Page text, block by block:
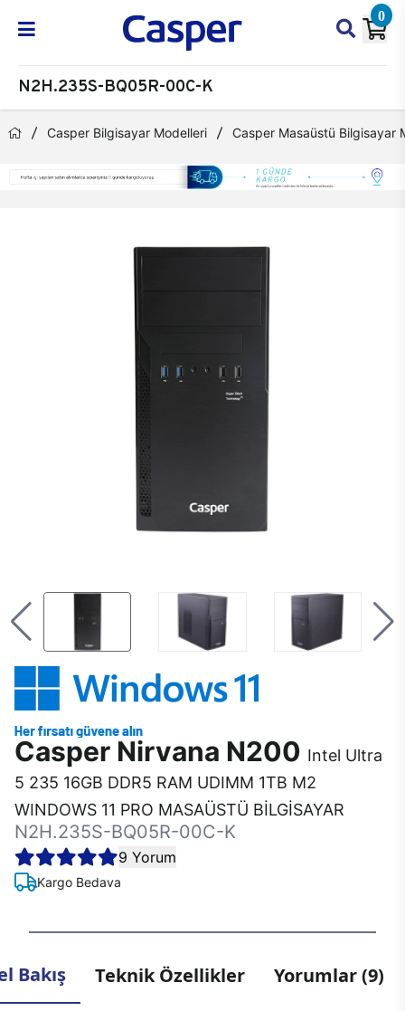
0
N2H.235S-BQ05R-00C-K
Casper Bilgisayar Modelleri Casper Masaüstü Bilgisayar
Casper Nirvana N200 Intel Ultra
5 235 16GB DDR5 RAM UDIMM 1TB M2
WINDOWS 11 PRO MASAÜSTÜ BİLGİSAYAR
N2H.235S-BQ05R-00C-K
9 Yorum
Kargo Bedava
Bakış Teknik Özellikler Yorumlar (9)